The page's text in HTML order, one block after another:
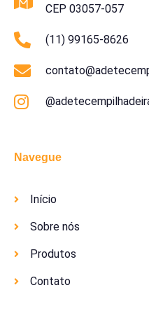
Navegue
Início
Sobre nós
Produtos
Contato
CEP 03057-057
(11) 99165-8626